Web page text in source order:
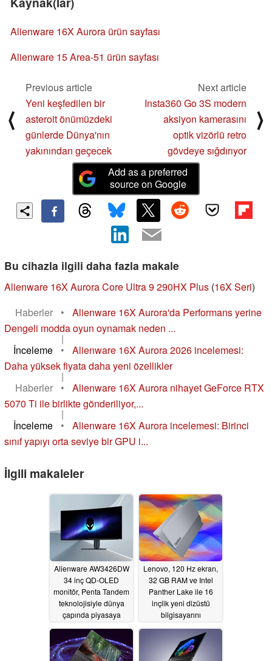
Alienware 16X Aurora ürün sayfası
Alienware 15 Area-51 ürün sayfası
⟨
Previous article
Yeni keşfedilen bir
asteroit önümüzdeki
günlerde Dünya'nın
yakınından geçecek
Next article
Insta360 Go 3S modern
aksiyon kamerasını
optik vizörlü retro
gövdeye sığdırıyor
⟩
Add as a preferred
source on Google
Bu cihazla ilgili daha fazla makale
Alienware 16X Aurora Core Ultra 9 290HX Plus (16X Seri)
Haberler
•
Alienware 16X Aurora'da Performans yerine
Dengeli modda oyun oynamak neden ...
|
İnceleme
•
Alienware 16X Aurora 2026 incelemesi:
Daha yüksek fiyata daha yeni özellikler
|
Haberler
•
Alienware 16X Aurora nihayet GeForce RTX
5070 Ti ile birlikte gönderiliyor,...
|
İnceleme
•
Alienware 16X Aurora incelemesi: Birinci
sınıf yapıyı orta seviye bir GPU i...
İlgili makaleler
Alienware AW3426DW
34 inç QD-OLED
monitör, Penta Tandem
teknolojisiyle dünya
çapında piyasaya
07/09/2026
Lenovo, 120 Hz ekran,
32 GB RAM ve Intel
Panther Lake ile 16
inçlik yeni dizüstü
bilgisayarını
piyasaya sürdü
05/19/2026